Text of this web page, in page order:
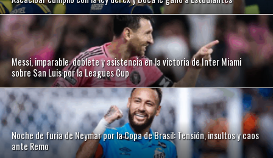
Messi, imparable: doblete y asistencia en la victoria de Inter Miami
sobre San Luis por la Leagues Cup
Noche de furia de Neymar por la Copa de Brasil: Tensión, insultos y caos
ante Remo